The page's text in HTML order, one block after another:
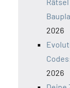
2026
2026